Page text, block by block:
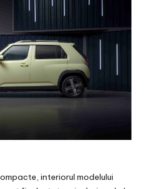
interiorul modelului